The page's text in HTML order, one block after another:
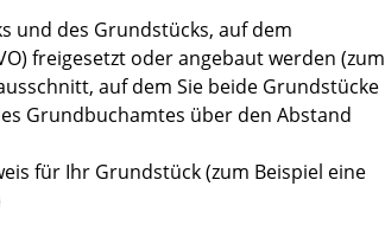
und des Grundstücks, auf dem
freigesetzt oder angebaut werden (zum
auf dem Sie beide Grundstücke
Grundbuchamtes über den Abstand
für Ihr Grundstück (zum Beispiel eine